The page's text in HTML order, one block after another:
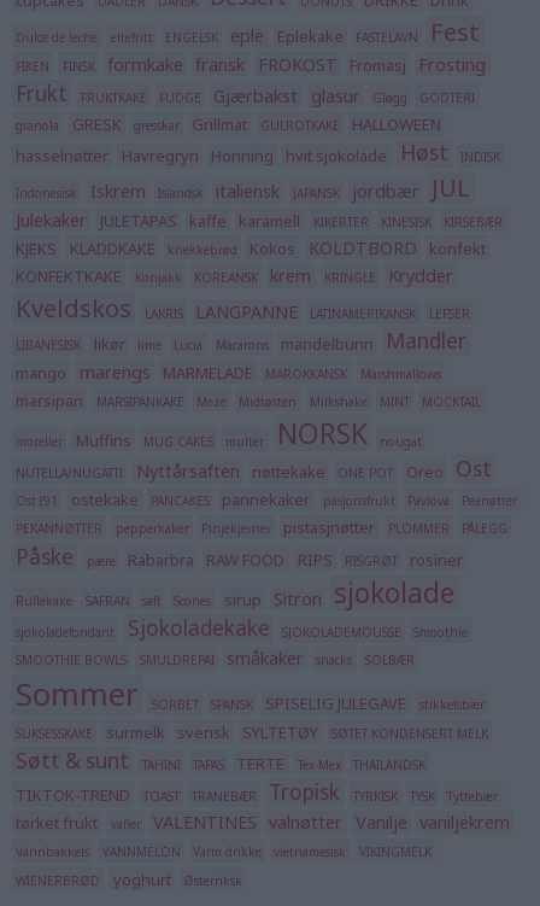
Dulce de leche eltefritt ENGELSK eple Eplekake FASTELAVN Fest
FIKEN FINSK formkake fransk FROKOST Fromasj Frosting
Frukt FRUKTKAKE FUDGE Gjærbakst glasur Gløgg
GODTERI
granola
GRESK gresskar Grillmat GULROTKAKE
HALLOWEEN
hasselnøtter
Havregryn Honning hvit sjokolade Høst INDISK
Indonesisk Iskrem Islandsk italiensk JAPANSK jordbær JUL
Julekaker JULETAPAS kaffe karamell KIKERTER KINESISK KIRSEBÆR
KJEKS KLADDKAKE knekkebrød Kokos KOLDTBORD
konfekt
KONFEKTKAKE
Konjakk KOREANSK krem KRINGLE Krydder
Kveldskos LAKRIS LANGPANNE LATINAMERIKANSK
LEFSER
LIBANESISK
likør lime Lucia Macarons mandelbunn Mandler
mango marengs MARMELADE MAROKKANSK Marshmallows
marsipan MARSIPANKAKE Meze Midtøsten Milkshake MINT MOCKTAIL
moreller Muffins MUG CAKES multer NORSK
nougat
NUTELLA/NUGATTI
Nyttårsaften nøttekake ONE POT Oreo Ost
Ost (91 ostekake PANCAKES pannekaker pasjonsfrukt Pavlova
Peanøtter
PEKANNØTTER
pepperkaker Pinjekjerner pistasjnøtter PLOMMER PÅLEGG
Påske pære Rabarbra RAW FOOD RIPS RISGRØT rosiner
Rullekake SAFRAN saft Scones sirup Sitron sjokolade
sjokoladefondant Sjokoladekake SJOKOLADEMOUSSE
Smoothie
SMOOTHIE BOWLS
SMULDREPAI småkaker snacks SOLBÆR
Sommer SORBET SPANSK SPISELIG JULEGAVE
stikkelsbær
SUKSESSKAKE
surmelk svensk SYLTETØY SØTET KONDENSERT MELK
Søtt & sunt TAHINI TAPAS TERTE Tex-Mex THAILANDSK
TIKTOK-TREND TOAST TRANEBÆR Tropisk TYRKISK TYSK Tyttebær
tørket frukt vafler VALENTINES valnøtter Vanilje vaniljekrem
Vannbakkels VANNMELON Varm drikke vietnamesisk
VIKINGMELK
WIENERBRØD
yoghurt Østerriksk